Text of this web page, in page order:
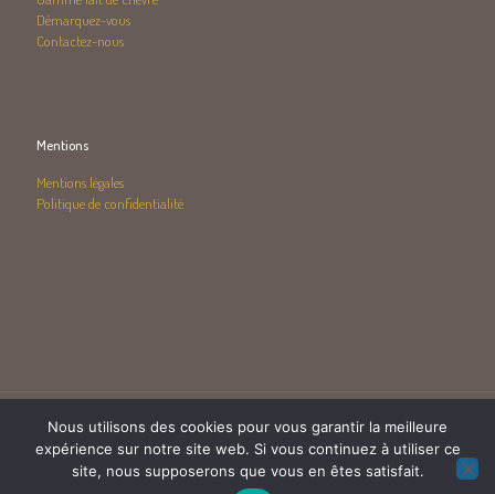
Démarquez-vous
Contactez-nous
Mentions
Mentions légales
Politique de confidentialité
Nous utilisons des cookies pour vous garantir la meilleure
expérience sur notre site web. Si vous continuez à utiliser ce
site, nous supposerons que vous en êtes satisfait.